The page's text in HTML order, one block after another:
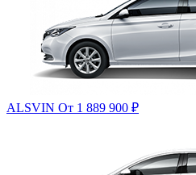
ALSVIN От 1 889 900 ₽